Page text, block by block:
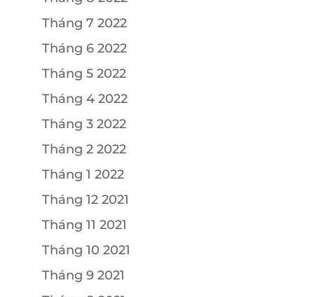
Tháng 7 2022
Tháng 6 2022
Tháng 5 2022
Tháng 4 2022
Tháng 3 2022
Tháng 2 2022
Tháng 1 2022
Tháng 12 2021
Tháng 11 2021
Tháng 10 2021
Tháng 9 2021